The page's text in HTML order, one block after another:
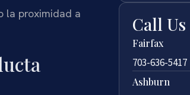
la proximidad a
Call Us
Fairfax
703-636-5417
Ashburn